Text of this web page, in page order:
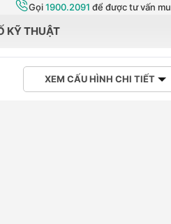
Gọi1900.2091 để được tư vấn
KỸ THUẬT
XEM CẤU HÌNH CHI TIẾT